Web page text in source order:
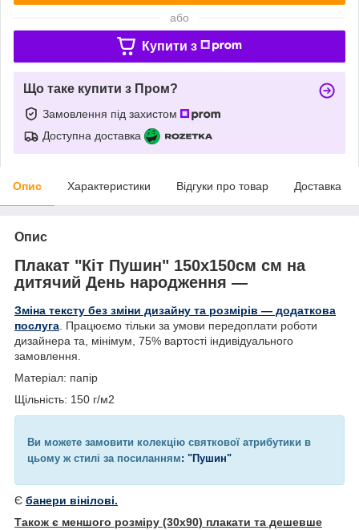
або
Купити з
Що таке купити з Пром?
Замовлення під захистом
Доступна доставка
Опис Характеристики Відгуки про товар Доставка
Опис
Плакат "Кіт Пушин" 150х150см см на
дитячий День народження —
Зміна тексту без зміни дизайну та розмірів — додаткова
послуга. Працюємо тільки за умови передоплати роботи
дизайнера та, мінімум, 75% вартості індивідуального
замовлення.
Матеріал: папір
Щільність: 150 г/м2
Ви можете замовити колекцію святкової атрибутики в
цьому ж стилі за посиланням: "Пушин"
Є банери вінілові.
Також є меншого розміру (30х90) плакати та дешевше